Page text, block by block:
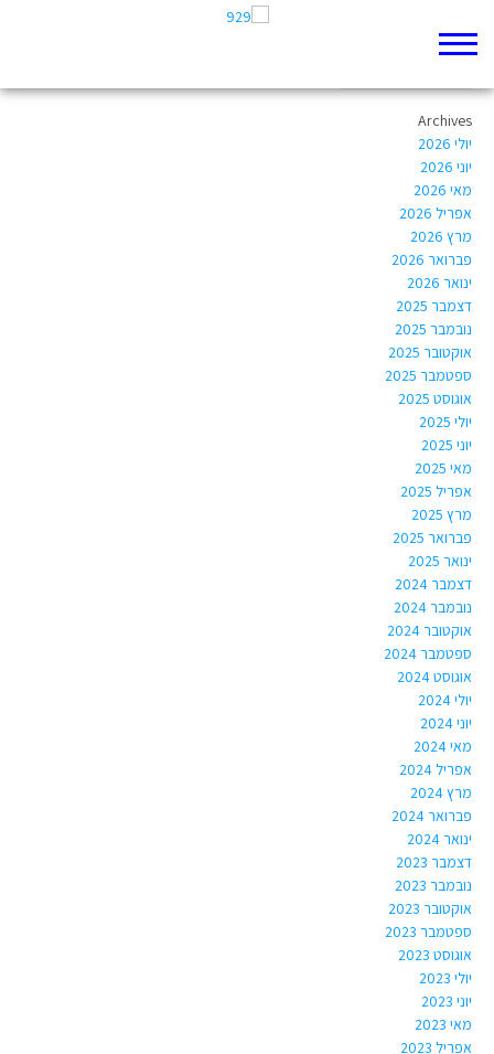
Author Archives: Orit Planer
Archives
יולי 2026
יוני 2026
מאי 2026
אפריל 2026
מרץ 2026
פברואר 2026
ינואר 2026
דצמבר 2025
נובמבר 2025
אוקטובר 2025
ספטמבר 2025
אוגוסט 2025
יולי 2025
יוני 2025
מאי 2025
אפריל 2025
מרץ 2025
פברואר 2025
ינואר 2025
דצמבר 2024
נובמבר 2024
אוקטובר 2024
ספטמבר 2024
אוגוסט 2024
יולי 2024
יוני 2024
מאי 2024
אפריל 2024
מרץ 2024
פברואר 2024
ינואר 2024
דצמבר 2023
נובמבר 2023
אוקטובר 2023
ספטמבר 2023
אוגוסט 2023
יולי 2023
יוני 2023
מאי 2023
אפריל 2023